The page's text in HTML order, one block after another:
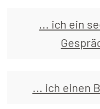
... ich ein
... ich einen